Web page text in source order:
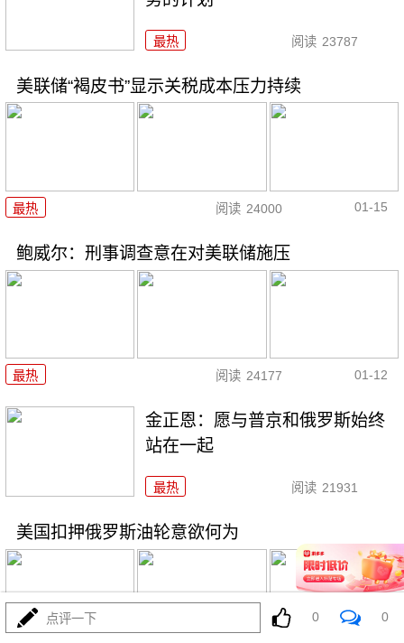
最热 阅读 23787
美联储“褐皮书”显示关税成本压力持续
最热 阅读 24000 01-15
鲍威尔：刑事调查意在对美联储施压
最热 阅读 24177 01-12
金正恩：愿与普京和俄罗斯始终
站在一起
最热 阅读 21931
美国扣押俄罗斯油轮意欲何为
点评一下 0 0